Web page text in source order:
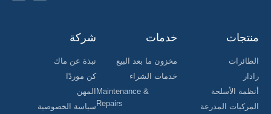
منتجات
الطائرات
رادار
أنظمة الأسلحة
المركبات المدرعة
خدمات
مخزون ما بعد البيع
خدمات الشراء
Maintenance &
Repairs
شركة
نبذة عن ماك
كن موردًا
المهن
سياسة الخصوصية